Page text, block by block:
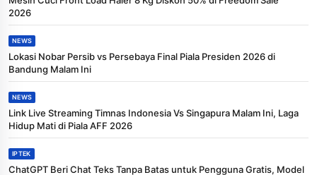
2026
NEWS
Lokasi Nobar Persib vs Persebaya Final Piala Presiden 2026 di
Bandung Malam Ini
NEWS
Link Live Streaming Timnas Indonesia Vs Singapura Malam Ini, Laga
Hidup Mati di Piala AFF 2026
IPTEK
ChatGPT Beri Chat Teks Tanpa Batas untuk Pengguna Gratis, Model